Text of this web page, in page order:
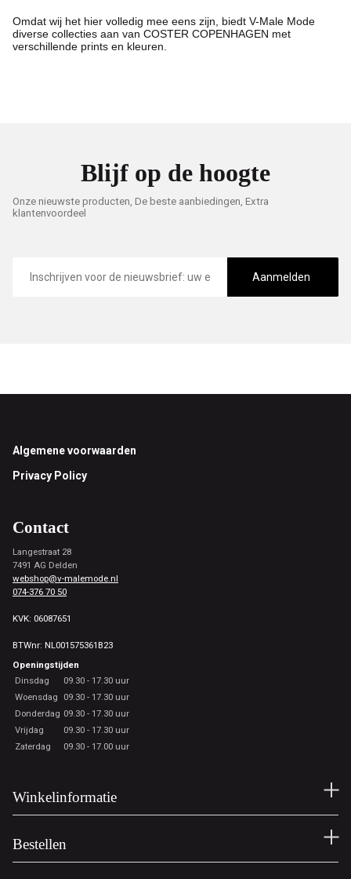
Omdat wij het hier volledig mee eens zijn, biedt V-Male Mode
diverse collecties aan van COSTER COPENHAGEN met
verschillende prints en kleuren.
Blijf op de hoogte
Onze nieuwste producten, De beste aanbiedingen, Extra
klantenvoordeel
mailadres
Aanmelden
Footer
Algemene voorwaarden
Privacy Policy
Contact
Langestraat 28
7491 AG Delden
webshop@v-malemode.nl
074-376 70 50
KVK: 06087651
BTWnr: NL001575361B23
Openingstijden
Dinsdag
09.30 - 17.30 uur
Woensdag
09.30 - 17.30 uur
Donderdag 09.30 - 17.30 uur
Vrijdag
09.30 - 17.30 uur
Zaterdag
09.30 - 17.00 uur
Winkelinformatie
Bestellen